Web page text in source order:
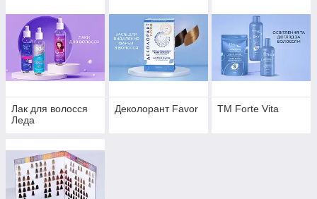
Лак для волосся
Леда
Деколорант Favor ТМ Forte Vita